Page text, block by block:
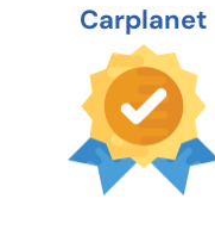
Carplanet